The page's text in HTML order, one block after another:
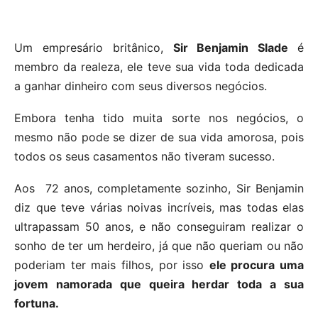
Um empresário britânico, Sir Benjamin Slade é
membro da realeza, ele teve sua vida toda dedicada
a ganhar dinheiro com seus diversos negócios.
Embora tenha tido muita sorte nos negócios, o
mesmo não pode se dizer de sua vida amorosa, pois
todos os seus casamentos não tiveram sucesso.
Aos 72 anos, completamente sozinho, Sir Benjamin
diz que teve várias noivas incríveis, mas todas elas
ultrapassam 50 anos, e não conseguiram realizar o
sonho de ter um herdeiro, já que não queriam ou não
poderiam ter mais filhos, por isso ele procura uma
jovem namorada que queira herdar toda a sua
fortuna.